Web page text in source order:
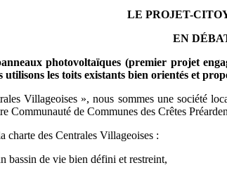
LE PROJET-
EN
photovoltaïques (premier projet
utilisons les toits existants bien orientés et
Villageoises », nous sommes une société
Communauté de Communes des Crêtes
charte des Centrales Villageoises :
bassin de vie bien défini et restreint,